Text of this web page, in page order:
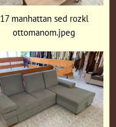
17 manhattan sed rozkl
ottomanom.jpeg